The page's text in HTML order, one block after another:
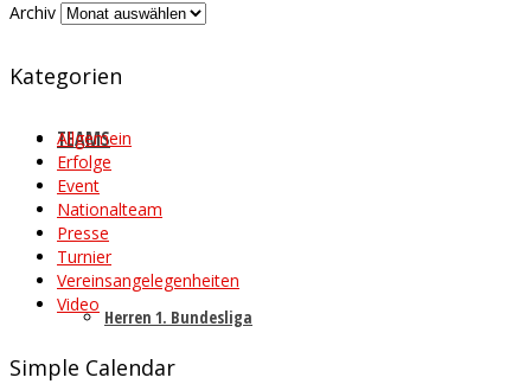
TEAMS
Herren 1. Bundesliga
Archiv
Kategorien
Allgemein
Erfolge
Event
Nationalteam
Presse
Turnier
Vereinsangelegenheiten
Video
Simple Calendar